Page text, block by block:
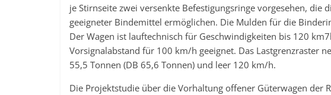
je Stirnseite zwei versenkte Befestigungsringe vorgesehen, die
geeigneter Bindemittel ermöglichen. Die Mulden für die
Der Wagen ist lauftechnisch für Geschwindigkeiten bis 120
Vorsignalabstand für 100 km/h geeignet. Das Lastgrenzraster
55,5 Tonnen (DB 65,6 Tonnen) und leer 120 km/h.
Die Projektstudie über die Vorhaltung offener Güterwagen der